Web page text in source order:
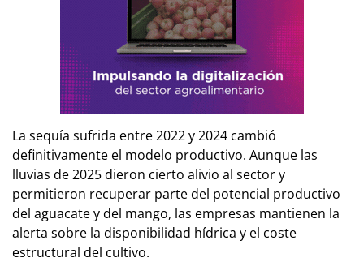
La sequía sufrida entre 2022 y 2024 cambió
definitivamente el modelo productivo. Aunque las
lluvias de 2025 dieron cierto alivio al sector y
permitieron recuperar parte del potencial productivo
del aguacate y del mango, las empresas mantienen la
alerta sobre la disponibilidad hídrica y el coste
estructural del cultivo.